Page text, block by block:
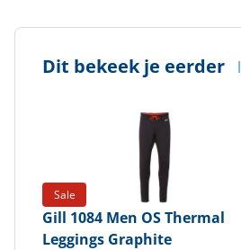
Dit bekeek je eerder
Sale
Gill 1084 Men OS Thermal
Leggings Graphite